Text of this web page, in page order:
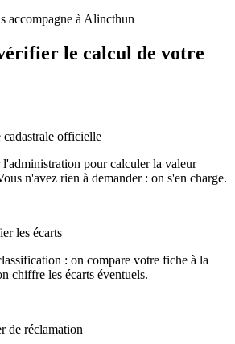
accompagne à Alincthun
le calcul de votre
officielle
pour calculer la valeur
n'avez rien à demander : on s'en charge.
les écarts
: on compare votre fiche à la
chiffre les écarts éventuels.
de réclamation